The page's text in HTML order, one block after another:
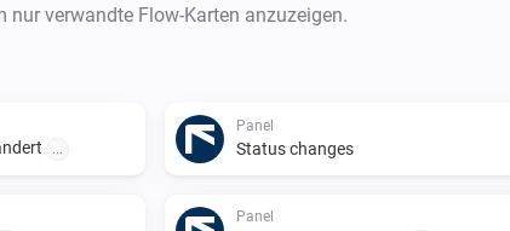
nur verwandte Flow-Karten anzuzeigen.
...
Panel
Status changes
Panel